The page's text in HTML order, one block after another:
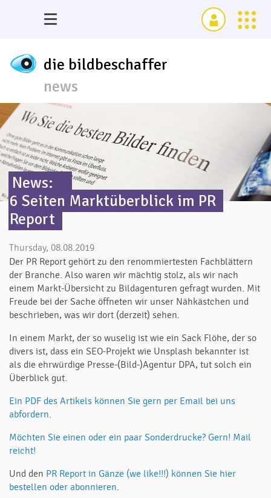
die bildbeschaffer
news
News:
6 Seiten Marktüberblick im PR
Report
Thursday, 08.08.2019
Der PR Report gehört zu den renommiertesten Fachblättern
der Branche. Also waren wir mächtig stolz, als wir nach
einem Markt-Übersicht zu Bildagenturen gefragt wurden. Mit
Freude bei der Sache öffneten wir unser Nähkästchen und
beschrieben, was wir dort (derzeit) sehen.
In einem Markt, der so wuselig ist wie ein Sack Flöhe, der so
divers ist, dass ein SEO-Projekt wie Unsplash bekannter ist
als die ehrwürdige Presse-(Bild-)Agentur DPA, tut solch ein
Überblick gut.
Ein PDF des Artikels können Sie gern per Email bei uns
abfordern.
Möchten Sie einen oder ein paar Sonderdrucke? Gern! Mail
reicht!
Und den PR Report in Gänze (we like!!!) können Sie hier
bestellen oder abonnieren.